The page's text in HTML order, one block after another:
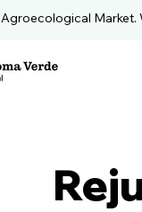
Agroecological Market.